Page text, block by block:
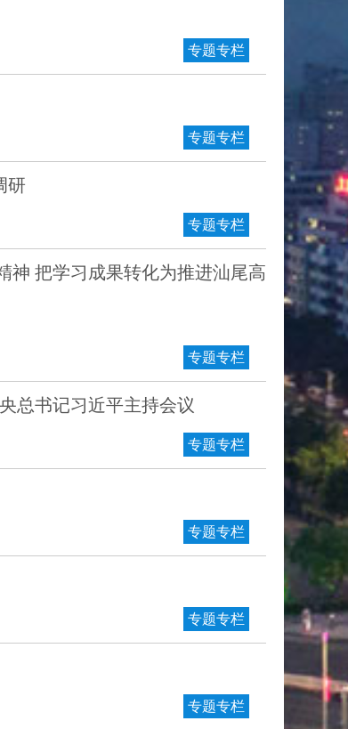
专题专栏
专题专栏
研
专题专栏
神 把学习成果转化为推进汕尾高
专题专栏
总书记习近平主持会议
专题专栏
专题专栏
专题专栏
专题专栏